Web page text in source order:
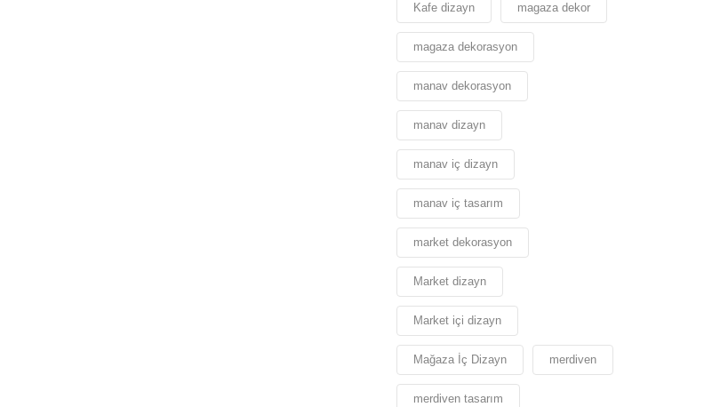
Kafe dizayn magaza dekor
magaza dekorasyon
manav dekorasyon
manav dizayn
manav iç dizayn
manav iç tasarım
market dekorasyon
Market dizayn
Market içi dizayn
Mağaza İç Dizayn merdiven
merdiven tasarım